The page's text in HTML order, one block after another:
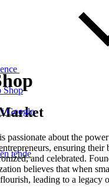
Shop
Google
tënde
passionate about the
ensuring their
and celebrated.
believes that when
leading to a legacy